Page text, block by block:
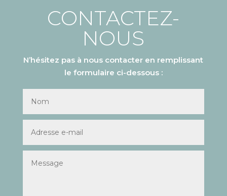
CONTACTEZ-
NOUS
N’hésitez pas à nous contacter en remplissant
le formulaire ci-dessous :